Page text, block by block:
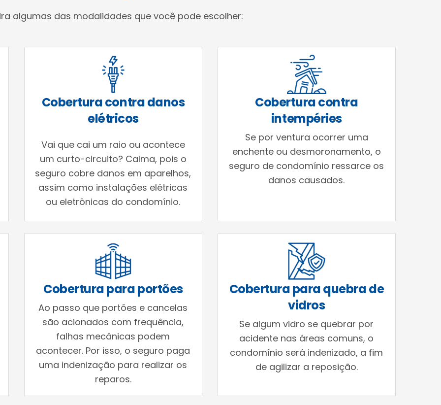
algumas das modalidades que você pode escolher:
Cobertura contra danos
elétricos
Vai que cai um raio ou acontece
um curto-circuito? Calma, pois o
seguro cobre danos em aparelhos,
assim como instalações elétricas
ou eletrônicas do condomínio.
Cobertura contra
intempéries
Se por ventura ocorrer uma
enchente ou desmoronamento, o
seguro de condomínio ressarce os
danos causados.
Cobertura para portões
Ao passo que portões e cancelas
são acionados com frequência,
falhas mecânicas podem
acontecer. Por isso, o seguro paga
uma indenização para realizar os
reparos.
Cobertura para quebra de
vidros
Se algum vidro se quebrar por
acidente nas áreas comuns, o
condomínio será indenizado, a fim
de agilizar a reposição.